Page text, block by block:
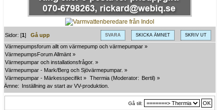
SVARA SKICKA ÄMNET SKRIV UT
Sidor: [1]Gå upp
Värmepumpsforum allt om värmepump och värmepumpar »
VärmepumpsForum Allmänt »
Värmepumpar och installationsfrågor. »
Värmepumpar - Mark/Berg och Sjövärmepumpar. »
Värmepumpar - Märkesspecifikt » Thermia (Moderator: Bertil) »
Ämne:
Inställning av start av VV-produktion.
Gå till: